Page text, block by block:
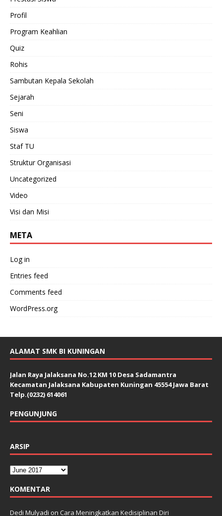
Profil
Program Keahlian
Quiz
Rohis
Sambutan Kepala Sekolah
Sejarah
Seni
Siswa
Staf TU
Struktur Organisasi
Uncategorized
Video
Visi dan Misi
META
Log in
Entries feed
Comments feed
WordPress.org
ALAMAT SMK BI KUNINGAN
Jalan Raya Jalaksana No.12 KM 10 Desa Sadamantra
Kecamatan Jalaksana Kabupaten Kuningan 45554 Jawa Barat
Telp.(0232) 614061
PENGUNJUNG
ARSIP
KOMENTAR
Dedi Mulyadi on Cara Meningkatkan Kedisiplinan Diri